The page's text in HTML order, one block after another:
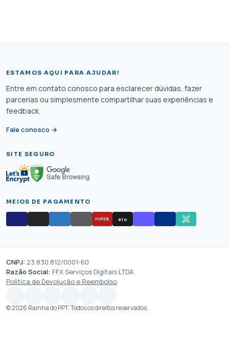
ESTAMOS AQUI PARA AJUDAR!
Entre em contato conosco para esclarecer dúvidas, fazer
parcerias ou simplesmente compartilhar suas experiências e
feedback.
Fale conosco →
SITE SEGURO
MEIOS DE PAGAMENTO
HIPER elo
CNPJ: 23.830.812/0001-60
Razão Social: FFX Serviços Digitais LTDA
Política de Devolução e Reembolso
© 2026 Rainha do PPT. Todos os direitos reservados.